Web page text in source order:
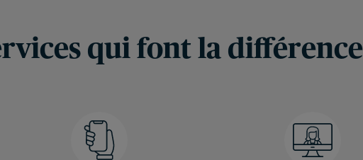
qui font la différence